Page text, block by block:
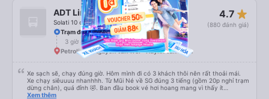
ADT Limousine
Solati 10 chỗ
4.7 star_rate
(880 đánh giá)
Trạm đón trả Mũi Né
3 giờ 45 phút
Petrolimex Nguyễn Văn Trỗi - Huỳnh Văn Bánh
Xe sạch sẽ, chạy đúng giờ. Hôm mình đi có 3 khách thôi nên rất thoải mái.
Xe chạy siêuuuu nhanhhh. Từ Mũi Né về SG đúng 3 tiếng (gồm 20p nghỉ trạm
dừng chân), quá đỉnh 🤣. Ban đầu book vé hơi hoang mang vì thấy ít
feedback, cũng ko thấy nhà xe gọi xác nhận. Bên đây tx chỉ gọi trước 30p
Xem thêm